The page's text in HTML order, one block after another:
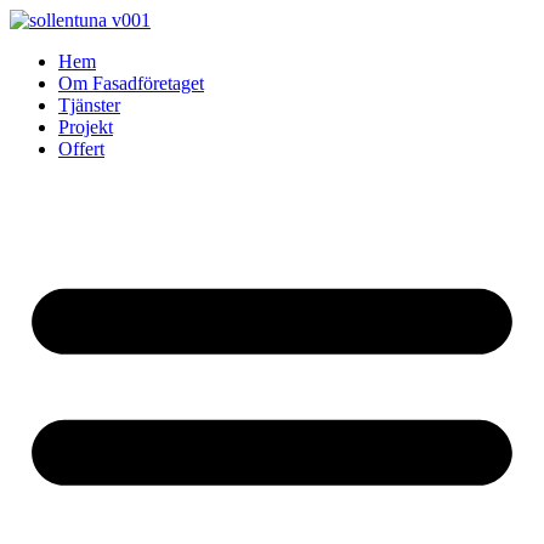
Skip
contentHem
Om Fasadföretaget
Tjänster
Projekt
Offert